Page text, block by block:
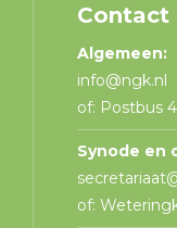
Contact
Algemeen:
info@ngk.nl
of: Postbus
Synode en
of: